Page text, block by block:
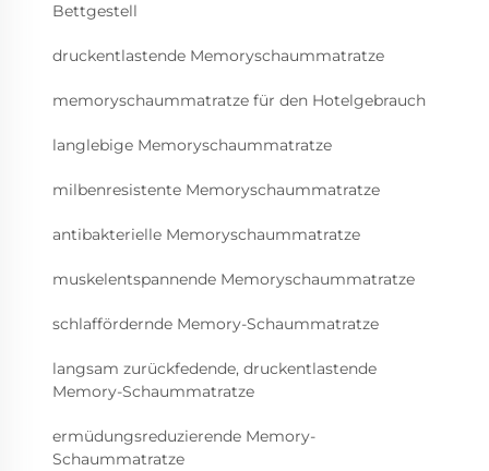
Bettgestell
druckentlastende Memoryschaummatratze
memoryschaummatratze für den Hotelgebrauch
langlebige Memoryschaummatratze
milbenresistente Memoryschaummatratze
antibakterielle Memoryschaummatratze
muskelentspannende Memoryschaummatratze
schlaffördernde Memory-Schaummatratze
langsam zurückfedende, druckentlastende
Memory-Schaummatratze
ermüdungsreduzierende Memory-
Schaummatratze